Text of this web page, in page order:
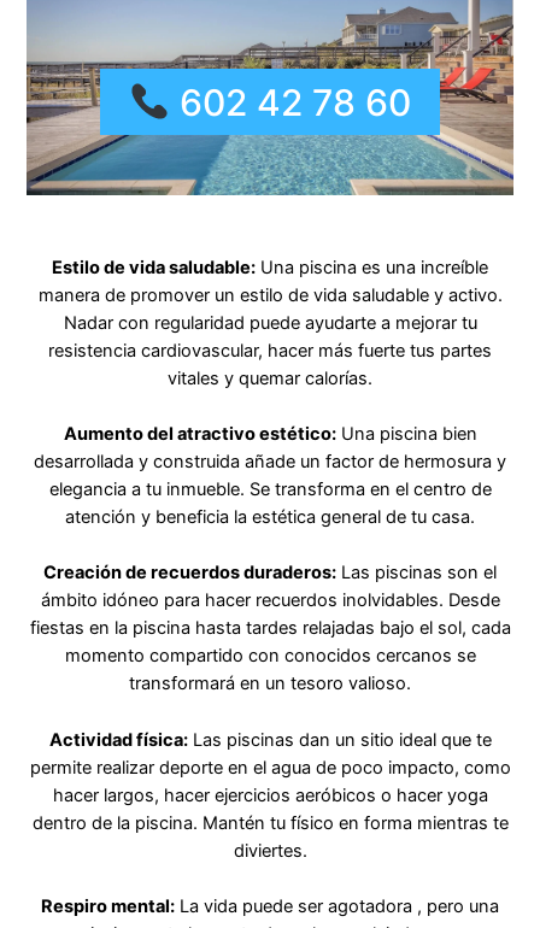
602 42 78 60
Estilo de vida saludable: Una piscina es una increíble
manera de promover un estilo de vida saludable y activo.
Nadar con regularidad puede ayudarte a mejorar tu
resistencia cardiovascular, hacer más fuerte tus partes
vitales y quemar calorías.
Aumento del atractivo estético:Una piscina bien
desarrollada y construida añade un factor de hermosura y
elegancia a tu inmueble. Se transforma en el centro de
atención y beneficia la estética general de tu casa.
Creación de recuerdos duraderos: Las piscinas son el
ámbito idóneo para hacer recuerdos inolvidables. Desde
fiestas en la piscina hasta tardes relajadas bajo el sol, cada
momento compartido con conocidos cercanos se
transformará en un tesoro valioso.
Actividad física:Las piscinas dan un sitio ideal que te
permite realizar deporte en el agua de poco impacto, como
hacer largos, hacer ejercicios aeróbicos o hacer yoga
dentro de la piscina. Mantén tu físico en forma mientras te
diviertes.
Respiro mental: La vida puede ser agotadora , pero una